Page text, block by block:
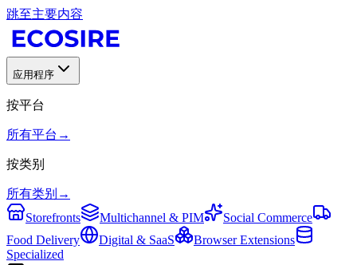
跳至主要内容
应用程序
按平台
所有平台 →
按类别
所有类别 →
Storefronts
Multichannel & PIM
Social Commerce
Food Delivery
Digital & SaaS
Browser Extensions
Specialized